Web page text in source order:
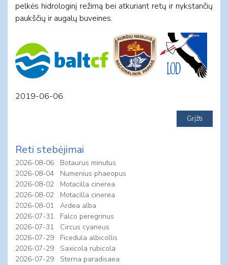
pelkės hidrologinį režimą bei atkuriant retų ir nykstančių
paukščių ir augalų buveines.
2019-06-06
Reti stebėjimai
2026-08-06
Botaurus minutus
2026-08-04
Numenius phaeopus
2026-08-02
Motacilla cinerea
2026-08-02
Motacilla cinerea
2026-08-01
Ardea alba
2026-07-31
Falco peregrinus
2026-07-31
Circus cyaneus
2026-07-29
Ficedula albicollis
2026-07-29
Saxicola rubicola
2026-07-29
Sterna paradisaea